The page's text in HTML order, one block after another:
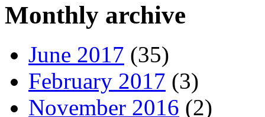
Monthly archive
June 2017 (35)
February 2017 (3)
November 2016 (2)